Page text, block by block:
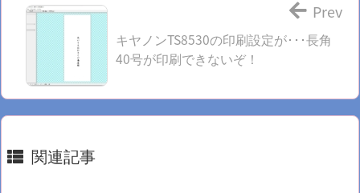
キヤノンTS8530の印刷設定が･･･長角
40号が印刷できないぞ！
Prev
関連記事